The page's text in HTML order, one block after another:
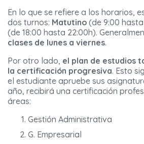
En lo que se refiere a los horarios,
dos turnos: Matutino (de 9:00
(de 18:00 hasta 22:00h).
clases de lunes a viernes.
Por otro lado, el plan de estudios
la certificación progresiva. Esto
el estudiante apruebe sus
año, recibirá una certificación
áreas:
Gestión Administrativa
G. Empresarial